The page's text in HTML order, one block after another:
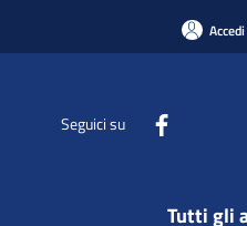
Seguici su
Tutti gli